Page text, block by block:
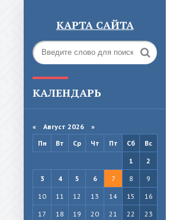
КАРТА САЙТА
КАЛЕНДАРЬ
« Август 2026 »
Пн
Вт Ср Чт Пт Сб
Вс
1
2
3
4 5 6 7 8
9
10
11 12 13 14 15
16
17
18 19 20 21 22
23